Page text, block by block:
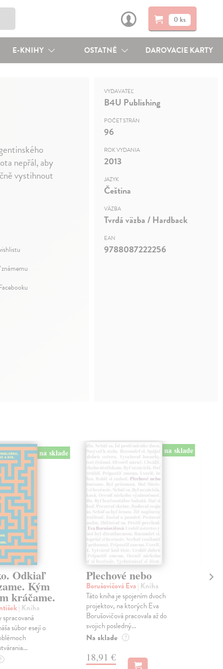
0 ks
E-KNIHY OSTATNÉ DAROVACIE KARTY
nepřál, aby
vystihnout
VYDAVATEĽ
B4U Publishing
POČET STRÁN
96
ROK VYDANIA
2013
JAZYK
Čeština
VÄZBA
Tvrdá väzba / Hardback
EAN
9788087222256
na sklade
Odkiaľ
Kým
kráčame.
| Kniha
súbor esejí o
na sklade
Plechové nebo
Borušovičová Eva| Kniha
Táto kniha je spojením dvoch
projektov, na ktorých Eva
Borušovičová pracovala až do
svojich posledný...
Na sklade ?
18,91 €